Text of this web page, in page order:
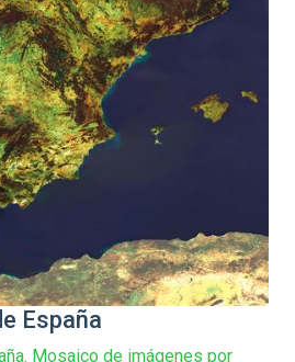
España
Mosaico de imágenes por